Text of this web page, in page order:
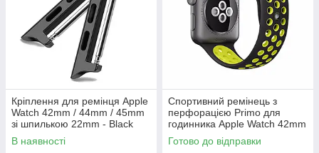
Кріплення для ремінця Apple
Watch 42mm / 44mm / 45mm
зі шпилькою 22mm - Black
В наявності
Спортивний ремінець з
перфорацією Primo для
годинника Apple Watch 42mm
/ 44mm / 45mm розмір L -
Black&Yellow
Готово до відправки